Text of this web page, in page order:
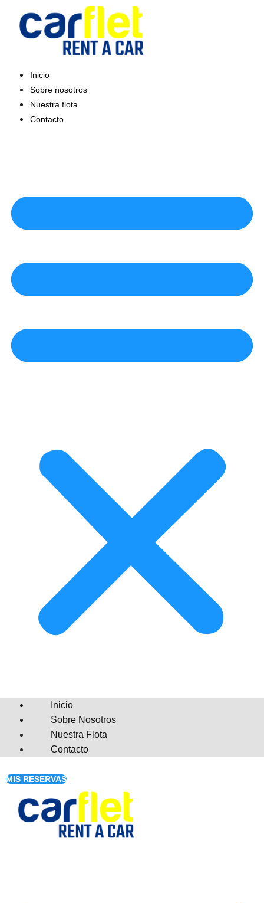
contenido
Inicio
Sobre nosotros
Nuestra flota
Contacto
Inicio
Sobre Nosotros
Nuestra Flota
Contacto
MIS RESERVAS